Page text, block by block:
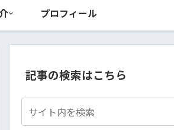
プロフィール
記事の検索はこちら